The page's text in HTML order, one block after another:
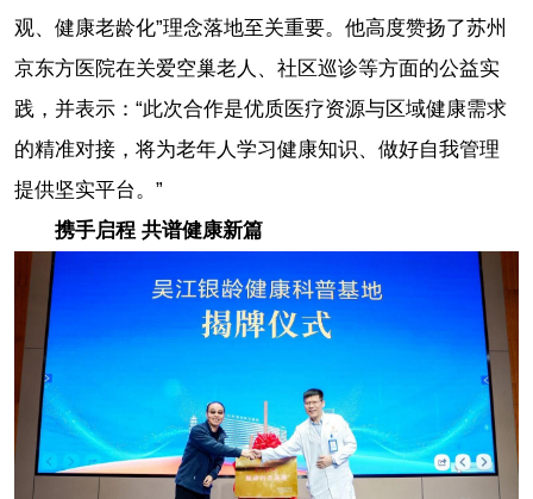
观、健康老龄化”理念落地至关重要。他高度赞扬了苏州
京东方医院在关爱空巢老人、社区巡诊等方面的公益实
践，并表示：“此次合作是优质医疗资源与区域健康需求
的精准对接，将为老年人学习健康知识、做好自我管理
提供坚实平台。”
携手启程 共谱健康新篇